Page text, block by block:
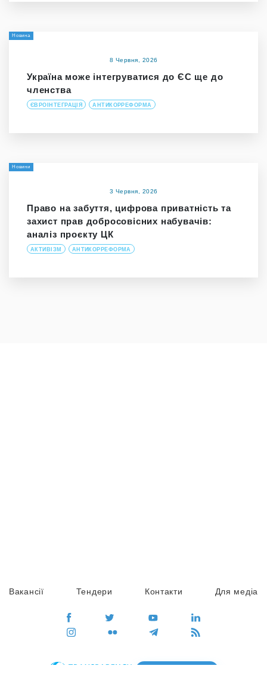
Новина
8 Червня, 2026
Україна може інтегруватися до ЄС ще до
членства
ЄВРОІНТЕГРАЦІЯ АНТИКОРРЕФОРМА
Новини
3 Червня, 2026
Право на забуття, цифрова приватність та
захист прав добросовісних набувачів:
аналіз проєкту ЦК
АКТИВІЗМ АНТИКОРРЕФОРМА
Вакансії Тендери Контакти Для медіа